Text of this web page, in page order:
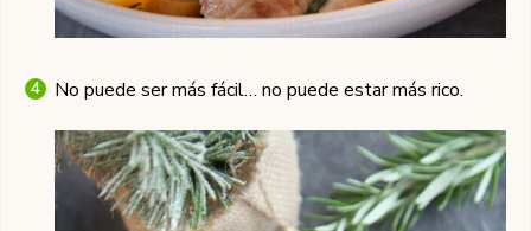
No puede ser más fácil… no puede estar más rico.